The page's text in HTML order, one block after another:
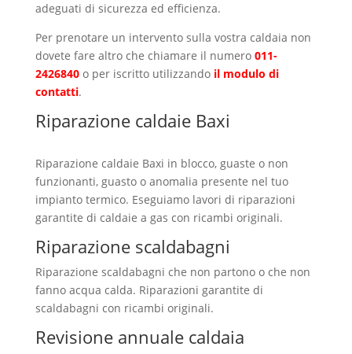
adeguati di sicurezza ed efficienza.
Per prenotare un intervento sulla vostra caldaia non
dovete fare altro che chiamare il numero 011-
2426840o per iscritto utilizzando il modulo di
contatti.
Riparazione caldaie Baxi
di Torino
Riparazione caldaie Baxi in blocco, guaste o non
funzionanti, guasto o anomalia presente nel tuo
impianto termico. Eseguiamo lavori di riparazioni
garantite di caldaie a gas con ricambi originali.
Riparazione scaldabagni
Riparazione scaldabagni che non partono o che non
fanno acqua calda. Riparazioni garantite di
scaldabagni con ricambi originali.
Revisione annuale caldaia